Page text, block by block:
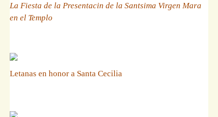
La Fiesta de la Presentacin de la Santsima Virgen Mara
en el Templo
Letanas en honor a Santa Cecilia